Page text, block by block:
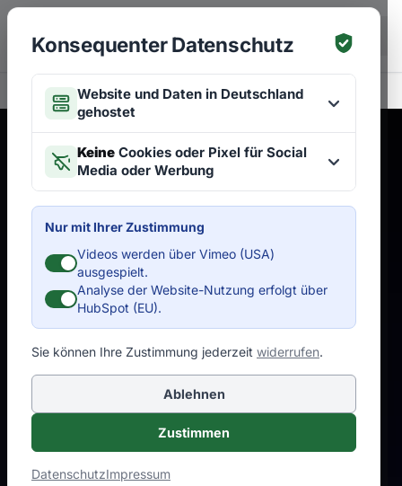
Zum Hauptinhalt springen
EN
Konsequenter Datenschutz
Website und Daten in Deutschland
gehostet
Keine Cookies oder Pixel für Social
Media oder Werbung
Nur mit Ihrer Zustimmung
Videos werden über Vimeo (USA)
ausgespielt.
Analyse der Website-Nutzung erfolgt über
HubSpot (EU).
Sie können Ihre Zustimmung jederzeit widerrufen.
Ablehnen
Zustimmen
DatenschutzImpressum